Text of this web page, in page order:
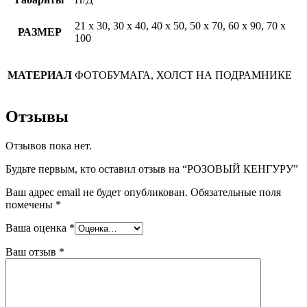
РАЗМЕР
21 х 30, 30 х 40, 40 х 50, 50 х 70, 60 х 90, 70 х
100
МАТЕРИАЛ ФОТОБУМАГА, ХОЛСТ НА ПОДРАМНИКЕ
Отзывы
Отзывов пока нет.
Будьте первым, кто оставил отзыв на “РОЗОВЫЙ КЕНГУРУ”
Ваш адрес email не будет опубликован. Обязательные поля
помечены *
Ваша оценка *
Ваш отзыв *